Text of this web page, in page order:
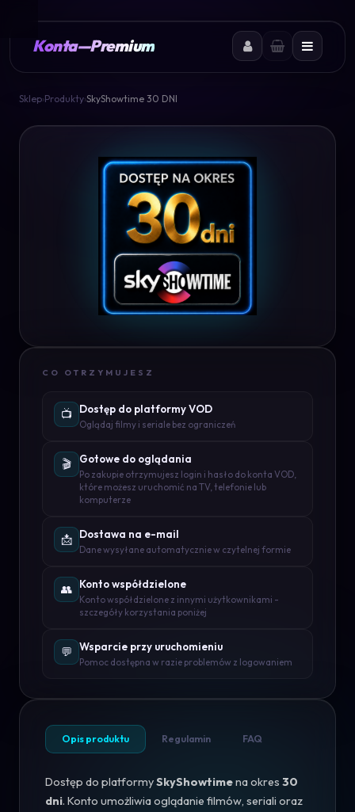
Konta—Premium
Sklep›Produkty›SkyShowtime 30 DNI
CO OTRZYMUJESZ
📺 Dostęp do platformy VOD
Oglądaj filmy i seriale bez ograniczeń
🎬 Gotowe do oglądania
Po zakupie otrzymujesz login i hasło do konta VOD,
które możesz uruchomić na TV, telefonie lub
komputerze
📩 Dostawa na e-mail
Dane wysyłane automatycznie w czytelnej formie
👥 Konto współdzielone
Konto współdzielone z innymi użytkownikami -
szczegóły korzystania poniżej
💬 Wsparcie przy uruchomieniu
Pomoc dostępna w razie problemów z logowaniem
Opis produktu Regulamin FAQ
Dostęp do platformySkyShowtimena okres 30
dni. Konto umożliwia oglądanie filmów, seriali oraz